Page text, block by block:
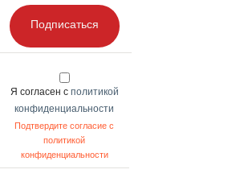
Подписаться
Я согласен с политикой
конфиденциальности
Подтвердите согласие с
политикой
конфиденциальности